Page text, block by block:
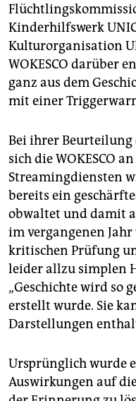
Kinderhilfswerk
Kulturorganisation
WOKESCO darüber
ganz aus dem
mit einer
Bei ihrer
sich die WOKESCO
Streamingdiensten
bereits ein
obwaltet und damit
im vergangenen
kritischen Prüfung
leider allzu simplen
„Geschichte wird so
erstellt wurde. Sie
Darstellungen
Ursprünglich wurde
Auswirkungen auf